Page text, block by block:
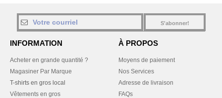
S'abonner!
INFORMATION
Acheter en grande quantité ?
Magasiner Par Marque
T-shirts en gros local
Vêtements en gros
À PROPOS
Moyens de paiement
Nos Services
Adresse de livraison
FAQs